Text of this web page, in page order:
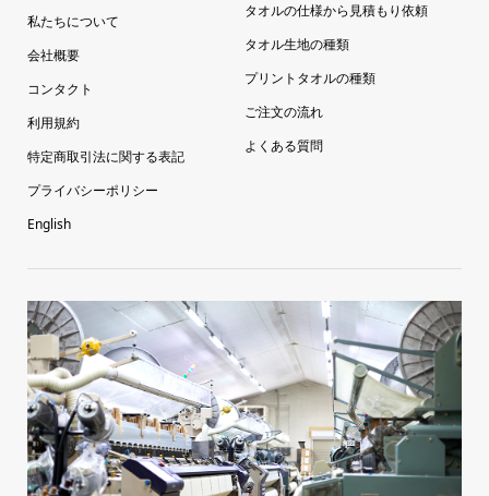
私たちについて
会社概要
コンタクト
利用規約
特定商取引法に関する表記
プライバシーポリシー
English
タオルの仕様から見積もり依頼
タオル生地の種類
プリントタオルの種類
ご注文の流れ
よくある質問